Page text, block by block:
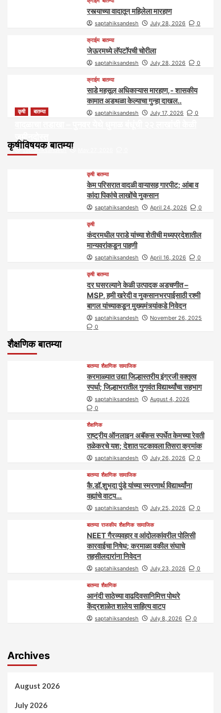
रस्त्याच्या वादातून महिलेला मारहाण
saptahiksandesh July 28, 2026 0
क्राईम बातम्या
जेऊरमध्ये लॅपटॉपची चोरीला
saptahiksandesh July 28, 2026 0
क्राईम बातम्या
साडे महसूल अधिकाऱ्यास मारहाण,- शासकीय
कामात अडथळा केल्याचा गुन्हा दाखल..
saptahiksandesh July 17, 2026 0
कृषीविषयक बातम्या
कृषी बातम्या
saptahiksandesh
कृषी बातम्या
केम परिसरात वादळी वाऱ्यासह गारपीट; आंबा व
कांदा पिकांचे लाखोंचे नुकसान
saptahiksandesh April 24, 2026 0
कृषी
कंदरमधील पराडे यांच्या शेतीची मध्यप्रदेशातील
मान्यवरांकडून पाहणी
saptahiksandesh April 16, 2026 0
कृषी बातम्या
दर घसरल्याने केळी उत्पादक अडचणीत –
MSP, हमी खरेदी व नुकसानभरपाईसाठी रश्मी
बागल यांच्याकडून मुख्यमंत्र्यांकडे निवेदन
saptahiksandesh
November 26, 2025
0
शैक्षणिक बातम्या
बातम्या शैक्षणिक सामाजिक
करमाळ्यात उद्या जिल्हास्तरीय इंग्रजी वक्तृत्व
स्पर्धा; जिल्हाभरातील गुणवंत विद्यार्थ्यांचा सहभाग
saptahiksandesh
August 4, 2026
0
शैक्षणिक
राष्ट्रीय ऑनलाइन अबॅकस स्पर्धेत केमच्या रेवती
तळेकरचे यश; देशात पटकावला तिसरा क्रमांक
saptahiksandesh July 26, 2026 0
बातम्या शैक्षणिक सामाजिक
कै.डॉ.शुभदा पुंडे यांच्या स्मरणार्थ विद्यार्थ्यांना
वह्यांचे वाटप…
saptahiksandesh July 25, 2026 0
बातम्या राजकीय शैक्षणिक सामाजिक
NEET गैरव्यवहार व आंदोलकांवरील पोलिसी
कारवाईचा निषेध; करमाळा वकील संघाचे
तहसीलदारांना निवेदन
saptahiksandesh July 23, 2026 0
बातम्या शैक्षणिक
आनंदी साठेच्या वाढदिवसानिमित्त पोथरे
केंद्रशाळेत शालेय साहित्य वाटप
saptahiksandesh July 8, 2026 0
Archives
August 2026
July 2026